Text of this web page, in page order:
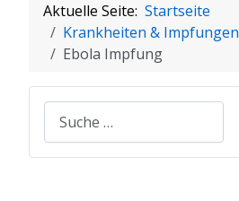
Aktuelle Seite: Startseite
Krankheiten & Impfungen
Ebola Impfung
Suchen